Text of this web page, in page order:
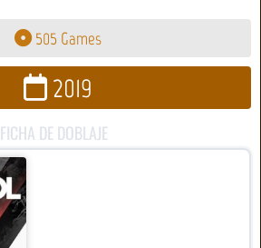
505 Games
2019
FICHA DE DOBLAJE